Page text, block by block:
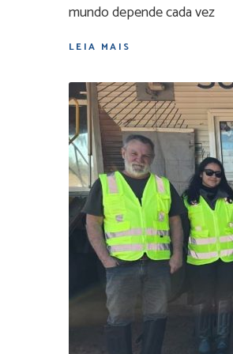
mundo depende cada vez
LEIA MAIS